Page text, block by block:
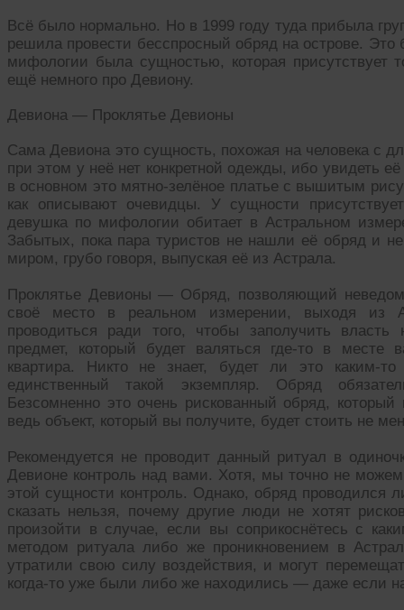
Всё было нормально. Но в 1999 году туда прибыла
решила провести бесспросный обряд на острове.
мифологии была сущностью, которая присутствует
ещё немного про Девиону.
Девиона — Проклятье Девионы
Сама Девиона это сущность, похожая на человека с
при этом у неё нет конкретной одежды, ибо увидеть
в основном это мятно-зелёное платье с вышитым
как описывают очевидцы. У сущности
девушка по мифологии обитает в Астральном
Забытых, пока пара туристов не нашли её обряд и
миром, грубо говоря, выпуская её из Астрала.
Проклятье Девионы — Обряд, позволяющий
своё место в реальном измерении, выходя из
проводиться ради того, чтобы заполучить
предмет, который будет валяться где-то в
квартира. Никто не знает, будет ли это каким-
единственный такой экземпляр. Обряд
Безсомненно это очень рискованный обряд,
ведь объект, который вы получите, будет стоить не
Рекомендуется не проводит данный ритуал в
Девионе контроль над вами. Хотя, мы точно не
этой сущности контроль. Однако, обряд проводился
сказать нельзя, почему другие люди не хотят
произойти в случае, если вы соприкоснётесь с
методом ритуала либо же проникновением в
утратили свою силу воздействия, и могут
когда-то уже были либо же находились — даже если